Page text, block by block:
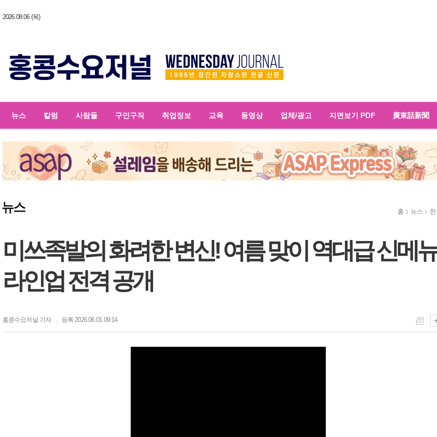
2026.08.06 (목)
뉴스 칼럼 사람들 구인구직 취업정보 교육 동영상 업체/광고 지면보기 PDF 廣東話新聞
뉴스 홈 뉴스
미쓰족발의 화려한 변신! 여름 맞이 역대급 신메뉴
라인업 전격 공개
홍콩수요저널 기자 등록 2026.06.01 09:14